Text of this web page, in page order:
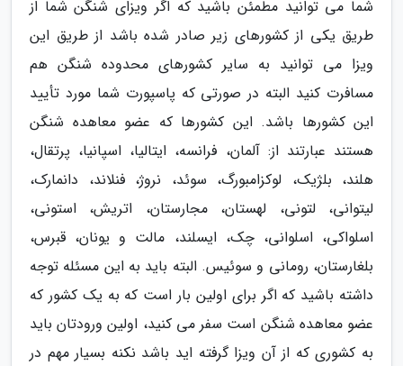
شما می توانید مطمئن باشید که اگر ویزای شنگن شما از
طریق یکی از کشورهای زیر صادر شده باشد از طریق این
ویزا می توانید به سایر کشورهای محدوده شنگن هم
مسافرت کنید البته در صورتی که پاسپورت شما مورد تأیید
این کشورها باشد. این کشورها که عضو معاهده شنگن
هستند عبارتند از: آلمان، فرانسه، ایتالیا، اسپانیا، پرتقال،
هلند، بلژیک، لوکزامبورگ، سوئد، نروژ، فنلاند، دانمارک،
لیتوانی، لتونی، لهستان، مجارستان، اتریش، استونی،
اسلواکی، اسلوانی، چک، ایسلند، مالت و یونان، قبرس،
بلغارستان، رومانی و سوئیس. البته باید به این مسئله توجه
داشته باشید که اگر برای اولین بار است که به یک کشور که
عضو معاهده شنگن است سفر می کنید، اولین ورودتان باید
به کشوری که از آن ویزا گرفته اید باشد نکنه بسیار مهم در